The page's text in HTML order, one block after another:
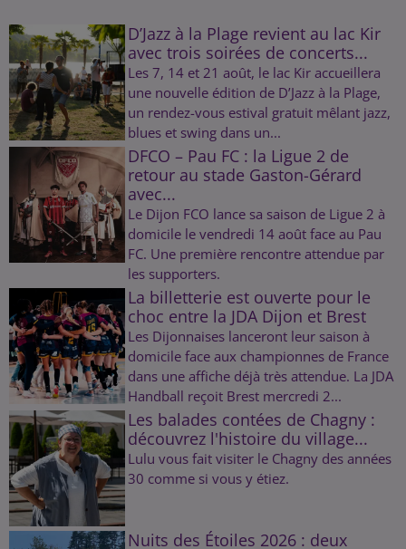
D’Jazz à la Plage revient au lac Kir
avec trois soirées de concerts...
Les 7, 14 et 21 août, le lac Kir accueillera
une nouvelle édition de D’Jazz à la Plage,
un rendez-vous estival gratuit mêlant jazz,
blues et swing dans un...
DFCO – Pau FC : la Ligue 2 de
retour au stade Gaston-Gérard
avec...
Le Dijon FCO lance sa saison de Ligue 2 à
domicile le vendredi 14 août face au Pau
FC. Une première rencontre attendue par
les supporters.
La billetterie est ouverte pour le
choc entre la JDA Dijon et Brest
Les Dijonnaises lanceront leur saison à
domicile face aux championnes de France
dans une affiche déjà très attendue. La JDA
Handball reçoit Brest mercredi 2...
Les balades contées de Chagny :
découvrez l'histoire du village...
Lulu vous fait visiter le Chagny des années
30 comme si vous y étiez.
Nuits des Étoiles 2026 : deux